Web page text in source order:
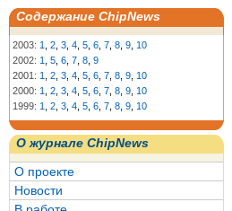
Содержание ChipNews
2003: 1 2 3 4 5 6 7 8 9 10
2002: 1 5 6 7 8 9
2001: 1 2 3 4 5 6 7 8 9 10
2000: 1 2 3 4 5 6 7 8 9 10
1999: 1 2 3 4 5 6 7 8 9 10
О журнале ChipNews
О проекте
Новости